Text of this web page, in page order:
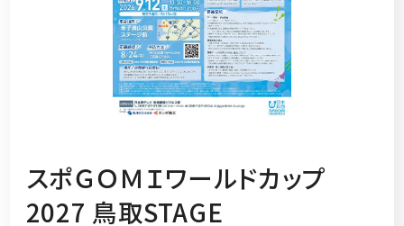
スポＧＯＭＩワールドカップ
2027 鳥取STAGE